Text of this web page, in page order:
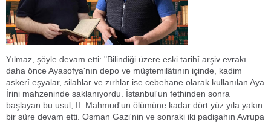
Yılmaz, şöyle devam etti: "Bilindiği üzere eski tarihî arşiv evrakı
daha önce Ayasofya'nın depo ve müştemilâtının içinde, kadim
askerî eşyalar, silahlar ve zırhlar ise cebehane olarak kullanılan Aya
İrini mahzeninde saklanıyordu. İstanbul'un fethinden sonra
başlayan bu usul, II. Mahmud'un ölümüne kadar dört yüz yıla yakın
bir süre devam etti. Osman Gazi'nin ve sonraki iki padişahın Avrupa